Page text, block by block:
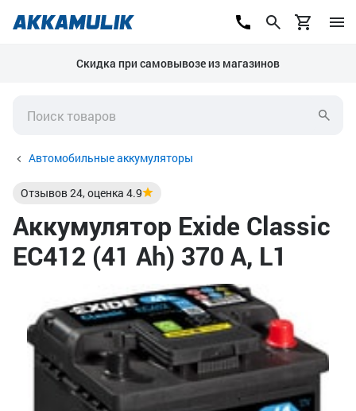
Скидка при самовывозе из магазинов
Автомобильные аккумуляторы
Отзывов24, оценка 4.9
Аккумулятор Exide Classic
EC412 (41 Ah) 370 А, L1